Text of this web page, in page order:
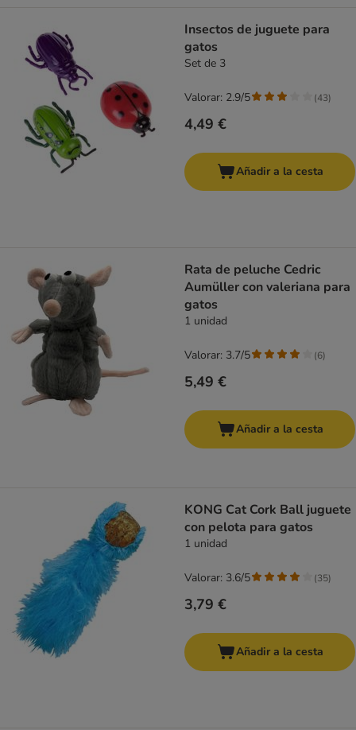
Insectos de juguete para
gatos
Set de 3
4,49 €
Valorar: 2.9/5 (43)
Añadir a la cesta
Rata de peluche Cedric
Aumüller con valeriana para
gatos
1 unidad
5,49 €
Valorar: 3.7/5 (6)
Añadir a la cesta
KONG Cat Cork Ball juguete
con pelota para gatos
1 unidad
3,79 €
Valorar: 3.6/5 (35)
Añadir a la cesta